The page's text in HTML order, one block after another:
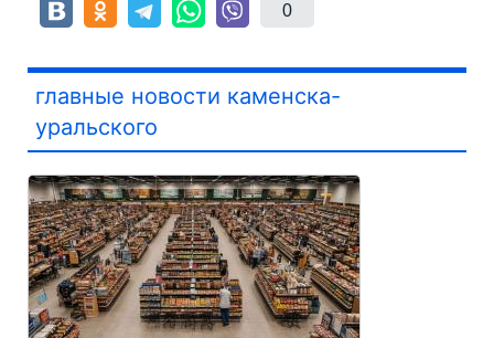
0
главные новости каменска-
уральского